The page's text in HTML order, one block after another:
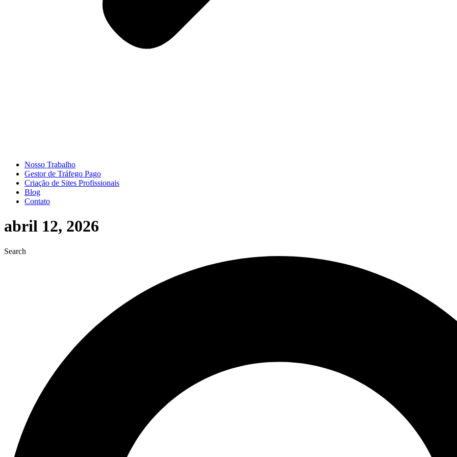
Nosso Trabalho
Gestor de Tráfego Pago
Criação de Sites Profissionais
Blog
Contato
abril 12, 2026
Search